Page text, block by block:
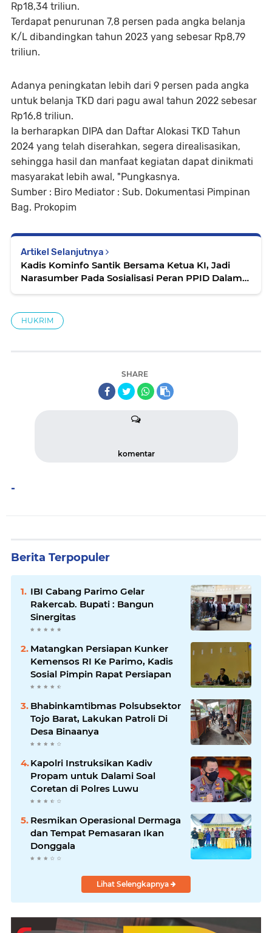
Rp18,34 triliun.
Terdapat penurunan 7,8 persen pada angka belanja
K/L dibandingkan tahun 2023 yang sebesar Rp8,79
triliun.
Adanya peningkatan lebih dari 9 persen pada angka
untuk belanja TKD dari pagu awal tahun 2022 sebesar
Rp16,8 triliun.
Ia berharapkan DIPA dan Daftar Alokasi TKD Tahun
2024 yang telah diserahkan, segera direalisasikan,
sehingga hasil dan manfaat kegiatan dapat dinikmati
masyarakat lebih awal, "Pungkasnya.
Sumber : Biro Mediator : Sub. Dokumentasi Pimpinan
Bag. Prokopim
Artikel Selanjutnya
Kadis Kominfo Santik Bersama Ketua KI, Jadi
Narasumber Pada Sosialisasi Peran PPID Dalam
HUKRIM
SHARE
komentar
-
Berita Terpopuler
IBI Cabang Parimo Gelar
Rakercab. Bupati : Bangun
Sinergitas
Matangkan Persiapan Kunker
Kemensos RI Ke Parimo, Kadis
Sosial Pimpin Rapat Persiapan
Bhabinkamtibmas Polsubsektor
Tojo Barat, Lakukan Patroli Di
Desa Binaanya
Kapolri Instruksikan Kadiv
Propam untuk Dalami Soal
Coretan di Polres Luwu
Resmikan Operasional Dermaga
dan Tempat Pemasaran Ikan
Donggala
Lihat Selengkapnya